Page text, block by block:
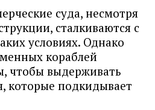
суда, несмотря
сталкиваются с
условиях. Однако
кораблей
чтобы выдерживать
которые подкидывает